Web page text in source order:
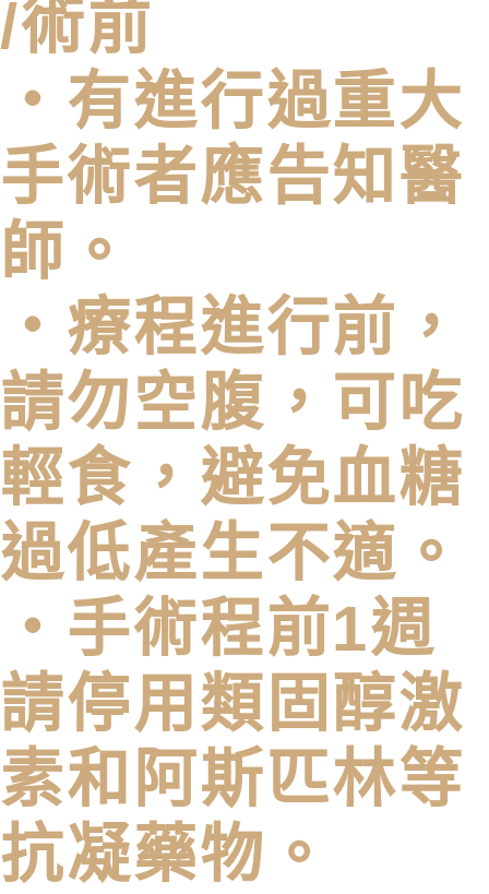
/術前
・有進行過重大
手術者應告知醫
師。
・療程進行前，
請勿空腹，可吃
輕食，避免血糖
過低產生不適。
・手術程前1週
請停用類固醇激
素和阿斯匹林等
抗凝藥物。